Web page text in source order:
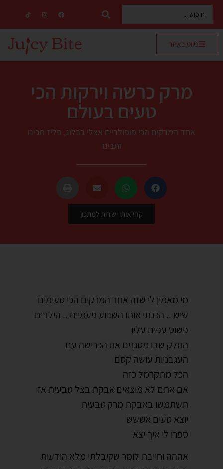
ניווט באתר
מרק כרשה וירקות הכי
טעים בעולם
אחד המרקים הכי פופולריים אצלי בבלוג, פליז תכינו
ותבינו
קחי אותי ישירות למתכון
מי מאמין לי שזה אחד המרקים הכי טעימים
שיש .. הכנתי אותו השבוע פעמיים .. הילדים
פשוט עפים עליו
החלק שבו מטגנים את הכרישה עם
העגבניות עושה קסם
הכל מתקרמל כזה
אם אתם לא מוצאים אבקת בצל טבעית אז
תשתמשו באבקת מרק טבעית
יוצא טעים אששש
ספרו לי איך יצא
אההה וחייבת לומר שקיבלתי מלא הודעות